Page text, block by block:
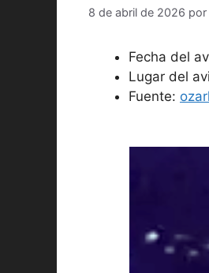
8 de abril de 2026 por
Fecha del
Lugar del
Fuente: